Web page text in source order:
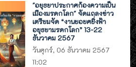
"อยุธยาประกาศก้องความเป็น
เมืองมรดกโลก" จัดแถลงข่าว
เตรียมจัด “งานยอยศยิ่งฟ้า
อยุธยามรดกโลก” 13-22
ธันวาคม 2567
วันศุกร์, 06 ธันวาคม 2567
11:02